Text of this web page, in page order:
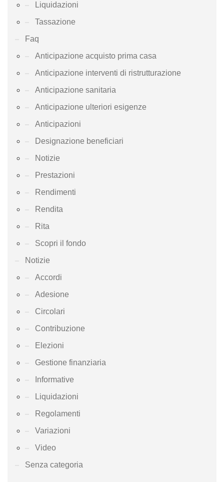
Liquidazioni
Tassazione
Faq
Anticipazione acquisto prima casa
Anticipazione interventi di ristrutturazione
Anticipazione sanitaria
Anticipazione ulteriori esigenze
Anticipazioni
Designazione beneficiari
Notizie
Prestazioni
Rendimenti
Rendita
Rita
Scopri il fondo
Notizie
Accordi
Adesione
Circolari
Contribuzione
Elezioni
Gestione finanziaria
Informative
Liquidazioni
Regolamenti
Variazioni
Video
Senza categoria